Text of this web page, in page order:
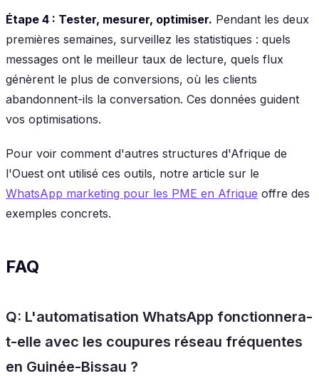
Étape 4 : Tester, mesurer, optimiser. Pendant les deux
premières semaines, surveillez les statistiques : quels
messages ont le meilleur taux de lecture, quels flux
génèrent le plus de conversions, où les clients
abandonnent-ils la conversation. Ces données guident
vos optimisations.
Pour voir comment d'autres structures d'Afrique de
l'Ouest ont utilisé ces outils, notre article sur le
WhatsApp marketing pour les PME en Afrique offre des
exemples concrets.
FAQ
Q: L'automatisation WhatsApp fonctionnera-
t-elle avec les coupures réseau fréquentes
en Guinée-Bissau ?